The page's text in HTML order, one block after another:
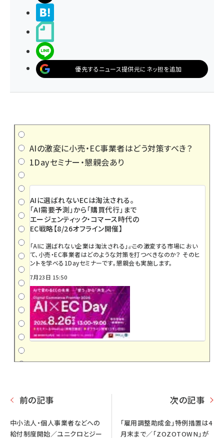
優先するニュース提供元にネッ担を追加
AIの激変に小売・EC事業者はどう対策すべき？
1Dayセミナー・懇親会あり
AIに選ばれないECは淘汰される。
「AI需要予測」から「購買代行」まで
エージェンティック・コマース時代の
EC戦略【8/26オフライン開催】
「AIに選ばれない企業は淘汰される」――。この激変する市場におい
て、小売・EC事業者はどのような対策を打つべきなのか？ そのヒ
ントを学べる1Dayセミナーです。懇親会も実施します。
7月23日 15:50
前の記事
中小法人・個人事業者などへの
給付制度開始／ユニクロとジー
次の記事
「雇用調整助成金」特例措置は4
月末まで／「ZOZOTOWN」が